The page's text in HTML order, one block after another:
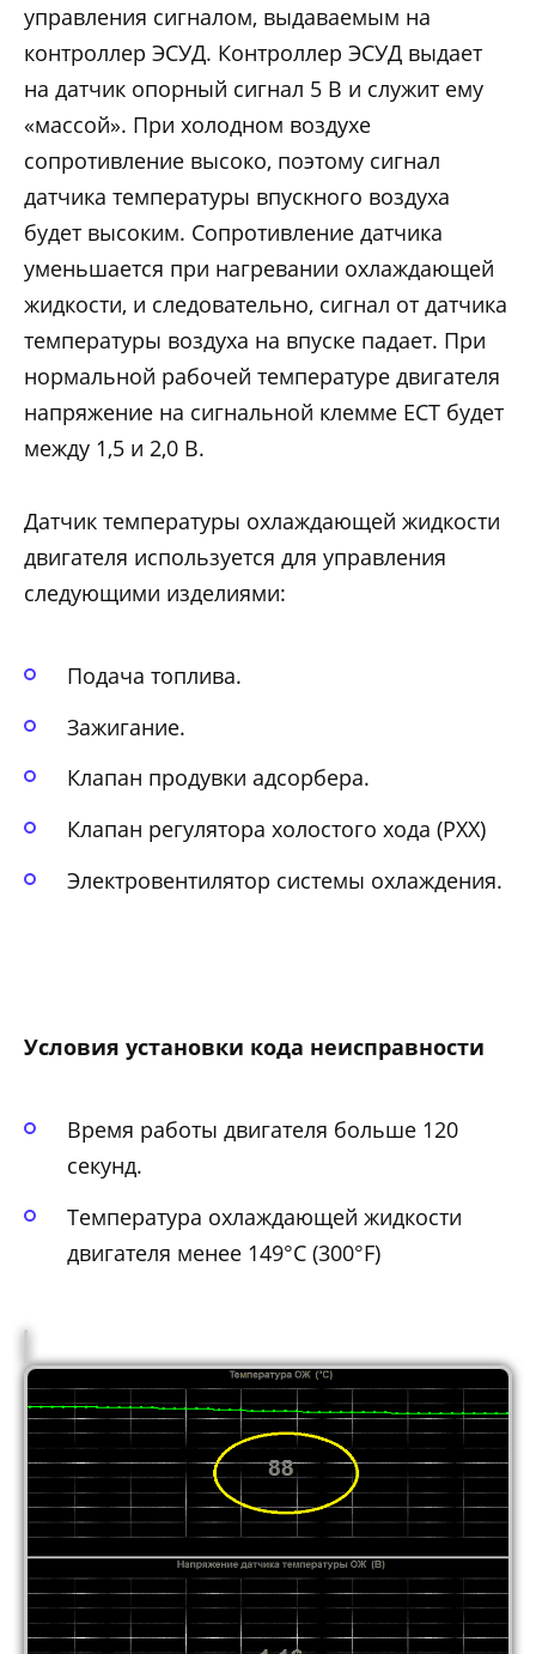
управления сигналом, выдаваемым на
контроллер ЭСУД. Контроллер ЭСУД выдает
на датчик опорный сигнал 5 В и служит ему
«массой». При холодном воздухе
сопротивление высоко, поэтому сигнал
датчика температуры впускного воздуха
будет высоким. Сопротивление датчика
уменьшается при нагревании охлаждающей
жидкости, и следовательно, сигнал от датчика
температуры воздуха на впуске падает. При
нормальной рабочей температуре двигателя
напряжение на сигнальной клемме ЕСТ будет
между 1,5 и 2,0 В.
Датчик температуры охлаждающей жидкости
двигателя используется для управления
следующими изделиями:
Подача топлива.
Зажигание.
Клапан продувки адсорбера.
Клапан регулятора холостого хода (РХХ)
Электровентилятор системы охлаждения.
Условия установки кода неисправности
Время работы двигателя больше 120
секунд.
Температура охлаждающей жидкости
двигателя менее 149°С (300°F)